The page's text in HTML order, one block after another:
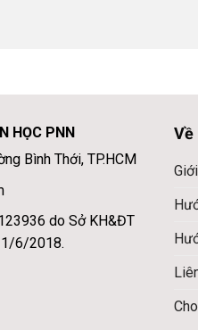
HỌC PNN
Bình Thới, TP.HCM
do Sở KH&ĐT
6/2018.
Về